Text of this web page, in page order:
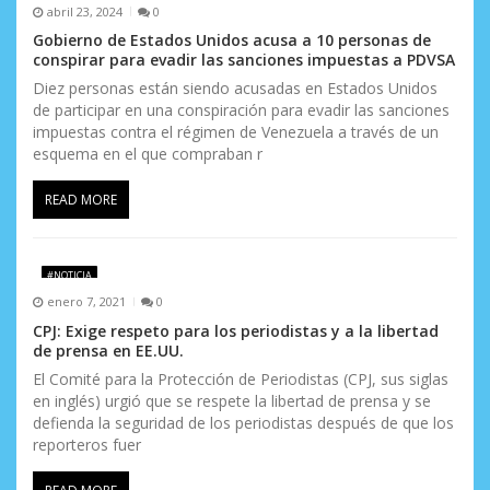
abril 23, 2024 0
Gobierno de Estados Unidos acusa a 10 personas de
conspirar para evadir las sanciones impuestas a PDVSA
Diez personas están siendo acusadas en Estados Unidos
de participar en una conspiración para evadir las sanciones
impuestas contra el régimen de Venezuela a través de un
esquema en el que compraban r
READ MORE
#NOTICIA
enero 7, 2021 0
CPJ: Exige respeto para los periodistas y a la libertad
de prensa en EE.UU.
El Comité para la Protección de Periodistas (CPJ, sus siglas
en inglés) urgió que se respete la libertad de prensa y se
defienda la seguridad de los periodistas después de que los
reporteros fuer